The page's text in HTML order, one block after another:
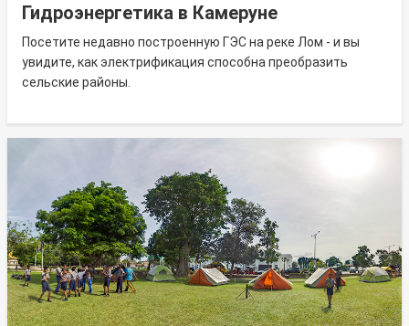
Гидроэнергетика в Камеруне
Посетите недавно построенную ГЭС на реке Лом - и вы
увидите, как электрификация способна преобразить
сельские районы.